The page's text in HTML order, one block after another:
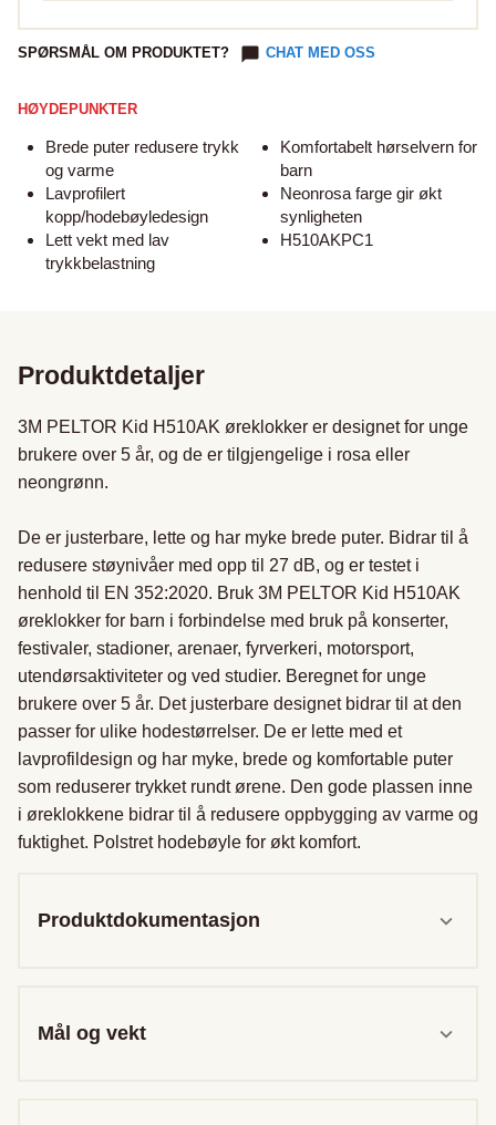
SPØRSMÅL OM PRODUKTET? CHAT MED OSS
HØYDEPUNKTER
Brede puter redusere trykk
og varme
Lavprofilert
kopp/hodebøyledesign
Lett vekt med lav
trykkbelastning
Komfortabelt hørselvern for
barn
Neonrosa farge gir økt
synligheten
H510AKPC1
Produktdetaljer
3M PELTOR Kid H510AK øreklokker er designet for unge
brukere over 5 år, og de er tilgjengelige i rosa eller
neongrønn.
De er justerbare, lette og har myke brede puter. Bidrar til å
redusere støynivåer med opp til 27 dB, og er testet i
henhold til EN 352:2020. Bruk 3M PELTOR Kid H510AK
øreklokker for barn i forbindelse med bruk på konserter,
festivaler, stadioner, arenaer, fyrverkeri, motorsport,
utendørsaktiviteter og ved studier. Beregnet for unge
brukere over 5 år. Det justerbare designet bidrar til at den
passer for ulike hodestørrelser. De er lette med et
lavprofildesign og har myke, brede og komfortable puter
som reduserer trykket rundt ørene. Den gode plassen inne
i øreklokkene bidrar til å redusere oppbygging av varme og
fuktighet. Polstret hodebøyle for økt komfort.
Produktdokumentasjon
Mål og vekt